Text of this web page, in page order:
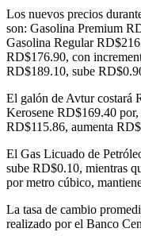
Los nuevos precios
son: Gasolina Premium
Gasolina Regular
RD$176.90, con
RD$189.10, sube
El galón de Avtur costará
Kerosene RD$169.40
RD$115.86, aumenta
El Gas Licuado de
sube RD$0.10, mientras
por metro cúbico,
La tasa de cambio
realizado por el Banco